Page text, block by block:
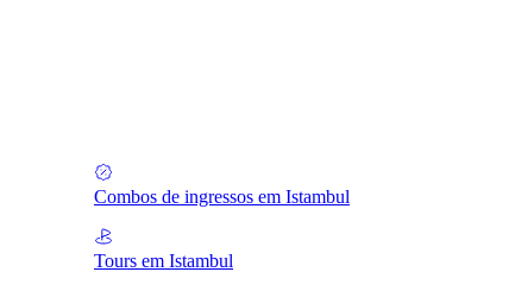
Combos de ingressos em Istambul
Tours em Istambul